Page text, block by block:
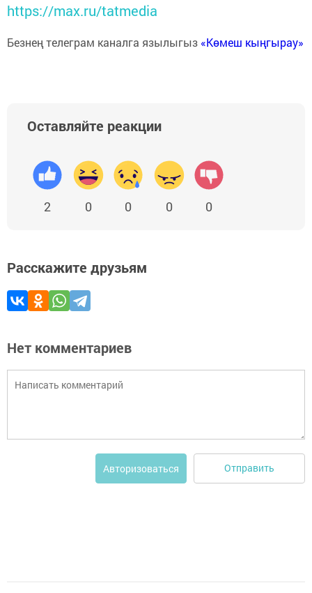
https://max.ru/tatmedia
Безнең телеграм каналга язылыгыз «Көмеш кыңгырау»
Оставляйте реакции
2 0 0 0 0
Расскажите друзьям
Нет комментариев
Авторизоваться Отправить